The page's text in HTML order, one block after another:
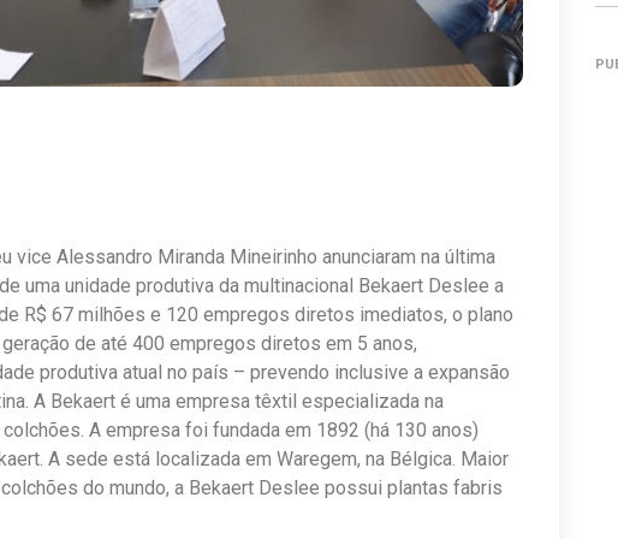
vice Alessandro Miranda Mineirinho anunciaram na última
uma unidade produtiva da multinacional Bekaert Deslee a
R$ 67 milhões e 120 empregos diretos imediatos, o plano
de até 400 empregos diretos em 5 anos,
produtiva atual no país – prevendo inclusive a expansão
A Bekaert é uma empresa têxtil especializada na
A empresa foi fundada em 1892 (há 130 anos)
A sede está localizada em Waregem, na Bélgica. Maior
do mundo, a Bekaert Deslee possui plantas fabris